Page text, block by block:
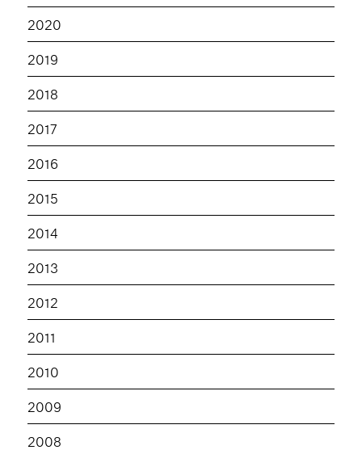
2020
2019
2018
2017
2016
2015
2014
2013
2012
2011
2010
2009
2008